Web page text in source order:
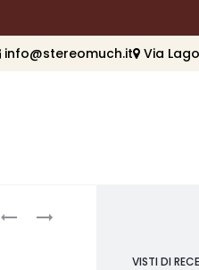
info@stereomuch.it Via
Product
navigation
SPEAKERCRAFT
SPEAKERCRAFT
VISTI DI